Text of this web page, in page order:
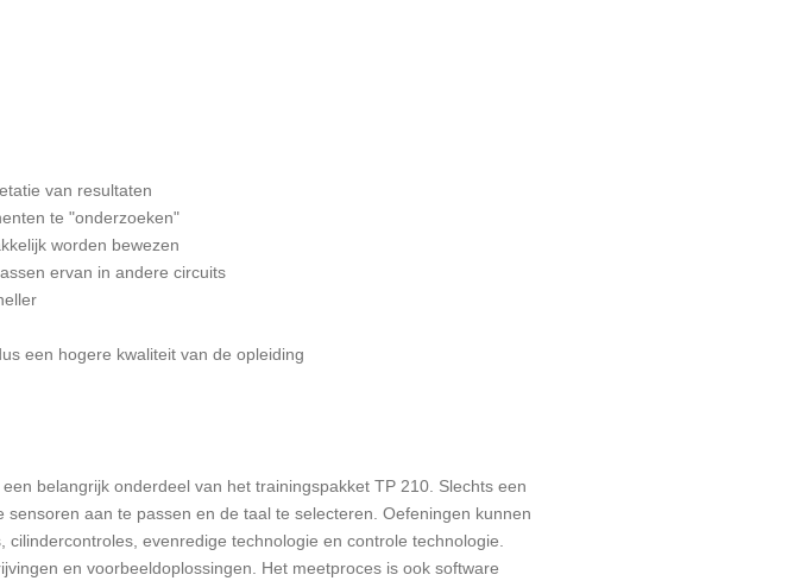
van resultaten
te "onderzoeken"
worden bewezen
ervan in andere circuits
een hogere kwaliteit van de opleiding
belangrijk onderdeel van het trainingspakket TP 210. Slechts een
aan te passen en de taal te selecteren. Oefeningen kunnen
evenredige technologie en controle technologie.
en voorbeeldoplossingen. Het meetproces is ook software